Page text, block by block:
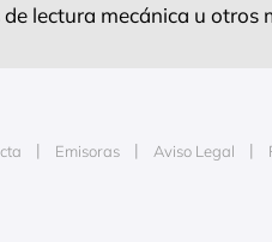
lectura mecánica u otros
Emisoras Aviso Legal